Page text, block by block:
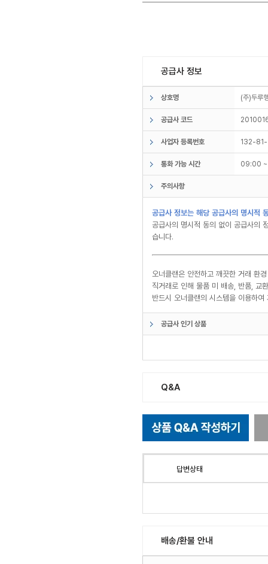
공급사 정보
상호명 (주)두
공급사 코드
사업자 등록번호 132-
통화 가능 시간 09:00
주의사항
공급사 정보는 해당 공급사의 명시적
공급사의 명시적 동의 없이 공급사의
습니다.
오너클랜은 안전하고 깨끗한 거래 환
직거래로 인해 물품 미 배송, 반품, 교
반드시 오너클랜의 시스템을 이용하
공급사 인기 상품
Q&A
답변상태
배송/환불 안내